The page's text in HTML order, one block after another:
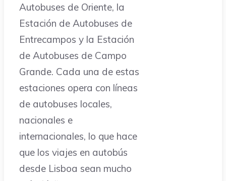
Autobuses de Oriente, la
Estación de Autobuses de
Entrecampos y la Estación
de Autobuses de Campo
Grande. Cada una de estas
estaciones opera con líneas
de autobuses locales,
nacionales e
internacionales, lo que hace
que los viajes en autobús
desde Lisboa sean mucho